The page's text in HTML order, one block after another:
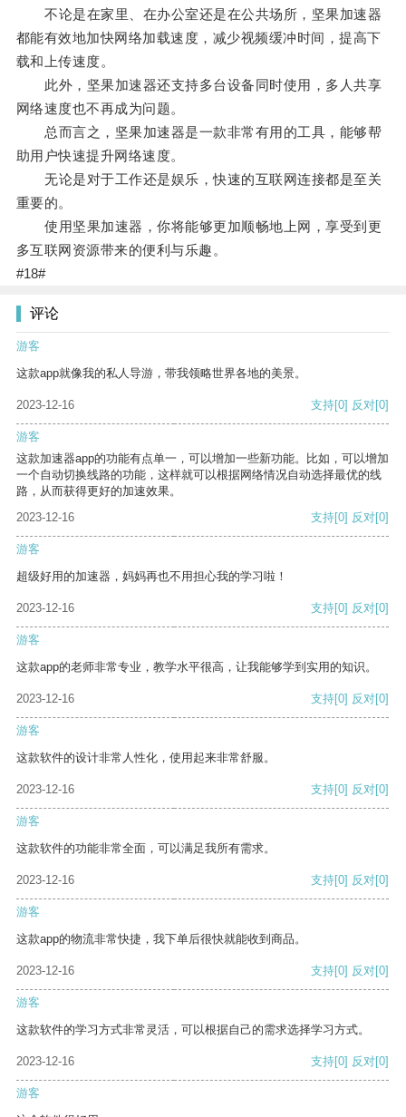
不论是在家里、在办公室还是在公共场所，坚果加速器
都能有效地加快网络加载速度，减少视频缓冲时间，提高下
载和上传速度。
此外，坚果加速器还支持多台设备同时使用，多人共享
网络速度也不再成为问题。
总而言之，坚果加速器是一款非常有用的工具，能够帮
助用户快速提升网络速度。
无论是对于工作还是娱乐，快速的互联网连接都是至关
重要的。
使用坚果加速器，你将能够更加顺畅地上网，享受到更
多互联网资源带来的便利与乐趣。
#18#
评论
游客
这款app就像我的私人导游，带我领略世界各地的美景。
2023-12-16 支持[0] 反对[0]
游客
这款加速器app的功能有点单一，可以增加一些新功能。比如，可以增加
一个自动切换线路的功能，这样就可以根据网络情况自动选择最优的线
路，从而获得更好的加速效果。
2023-12-16
支持[0] 反对[0]
游客
超级好用的加速器，妈妈再也不用担心我的学习啦！
2023-12-16 支持[0] 反对[0]
游客
这款app的老师非常专业，教学水平很高，让我能够学到实用的知识。
2023-12-16 支持[0] 反对[0]
游客
这款软件的设计非常人性化，使用起来非常舒服。
2023-12-16 支持[0] 反对[0]
游客
这款软件的功能非常全面，可以满足我所有需求。
2023-12-16 支持[0] 反对[0]
游客
这款app的物流非常快捷，我下单后很快就能收到商品。
2023-12-16 支持[0] 反对[0]
游客
这款软件的学习方式非常灵活，可以根据自己的需求选择学习方式。
2023-12-16 支持[0] 反对[0]
游客